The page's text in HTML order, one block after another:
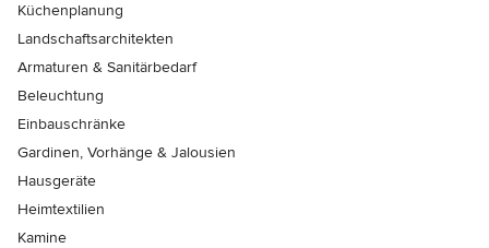
Küchenplanung
Landschaftsarchitekten
Armaturen & Sanitärbedarf
Beleuchtung
Einbauschränke
Gardinen, Vorhänge & Jalousien
Hausgeräte
Heimtextilien
Kamine